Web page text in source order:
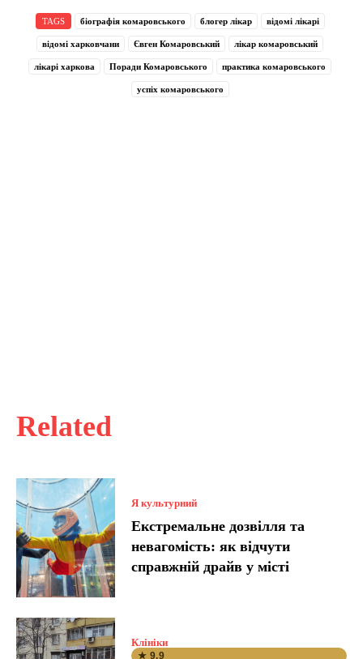
Related
Я культурний
Екстремальне дозвілля та
невагомість: як відчути
справжній драйв у місті
Клініки
★ 9.9
TAGS біографія комаровського блогер лікар відомі лікарі
відомі харковчани Євген Комаровський лікар комаровський
лікарі харкова Поради Комаровського практика комаровського
успіх комаровського